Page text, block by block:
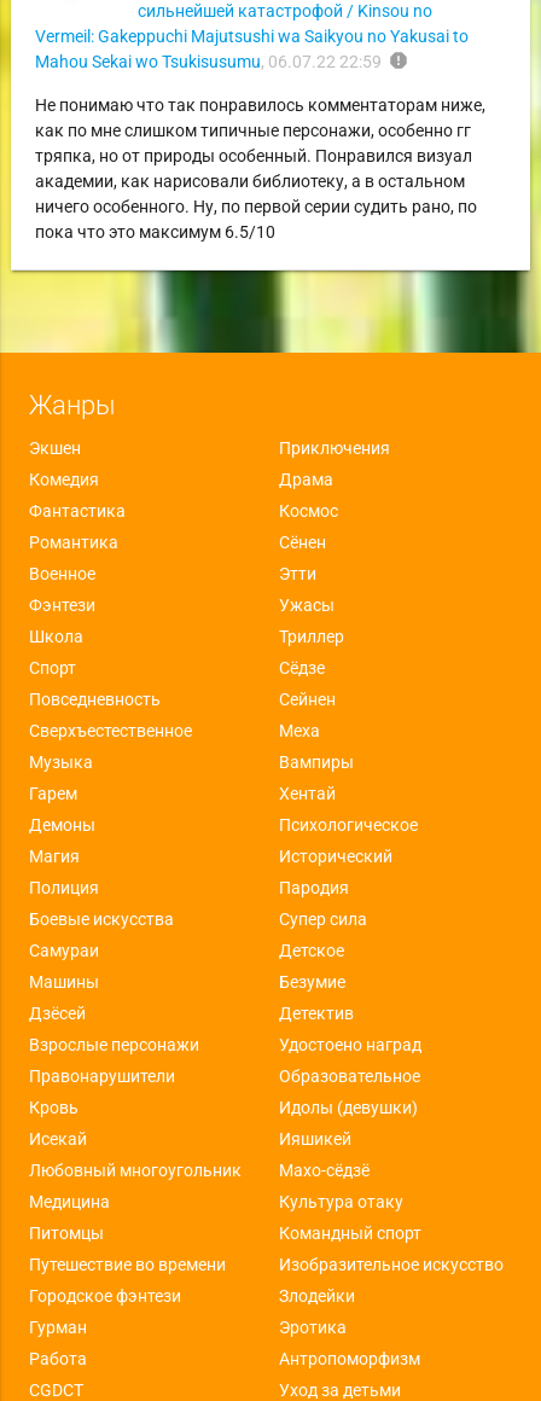
сильнейшей катастрофой / Kinsou no
Vermeil: Gakeppuchi Majutsushi wa Saikyou no Yakusai to
Mahou Sekai wo Tsukisusumu, 06.07.22 22:59 report
Не понимаю что так понравилось комментаторам ниже,
как по мне слишком типичные персонажи, особенно гг
тряпка, но от природы особенный. Понравился визуал
академии, как нарисовали библиотеку, а в остальном
ничего особенного. Ну, по первой серии судить рано, по
пока что это максимум 6.5/10
Жанры
Экшен
Приключения
Комедия
Драма
Фантастика
Космос
Романтика
Сёнен
Военное
Этти
Фэнтези
Ужасы
Школа
Триллер
Спорт
Сёдзе
Повседневность
Сейнен
Сверхъестественное
Меха
Музыка
Вампиры
Гарем
Хентай
Демоны
Психологическое
Магия
Исторический
Полиция
Пародия
Боевые искусства
Супер сила
Самураи
Детское
Машины
Безумие
Дзёсей
Детектив
Взрослые персонажи
Удостоено наград
Правонарушители
Образовательное
Кровь
Идолы (девушки)
Исекай
Ияшикей
Любовный многоугольник
Махо-сёдзё
Медицина
Культура отаку
Питомцы
Командный спорт
Путешествие во времени
Изобразительное искусство
Городское фэнтези
Злодейки
Гурман
Эротика
Работа
Антропоморфизм
CGDCT
Уход за детьми